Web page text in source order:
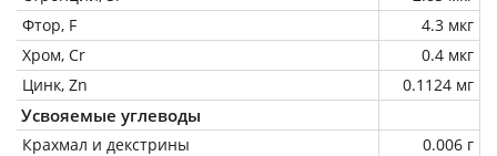
Фтор, F
4.3 мкг
Хром, Cr
0.4 мкг
Цинк, Zn
0.1124 мг
Усвояемые углеводы
Крахмал и декстрины
0.006 г